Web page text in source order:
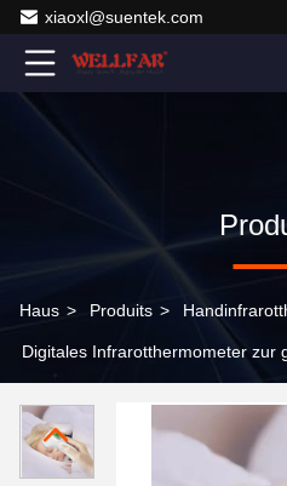
xiaoxl@suentek.com
Haus > Produits >
Digitales Infrarotthermometer zur